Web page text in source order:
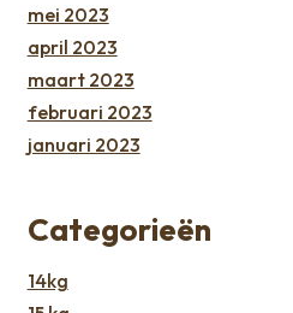
mei 2023
april 2023
maart 2023
februari 2023
januari 2023
Categorieën
14kg